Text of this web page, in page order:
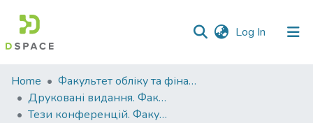
Log In (current)
Communities
&
Collections
Home
Факультет обліку та фінансів
Друковані видання. Факультет обліку та фінансів
Тези конференцій. Факультет обліку та фінансів